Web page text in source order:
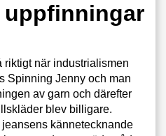
uppfinningar
när industrialismen
Spinning Jenny och man
av garn och därefter
blev billigare.
kännetecknande